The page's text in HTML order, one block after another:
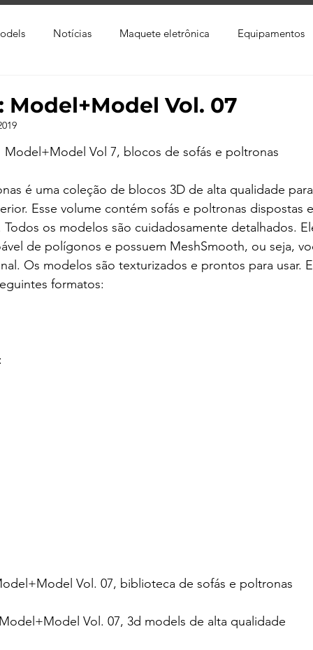
Notícias Maquete eletrônica Equipamentos
Softwares CAD Downloads Blender
Lumion Corona Render Photoshop Viver
Model+Model Vol. 07
Model+Model Vol 7, blocos de sofás e poltronas
é uma coleção de blocos 3D de alta qualidade
Esse volume contém sofás e poltronas dispostas
os modelos são cuidadosamente detalhados.
de polígonos e possuem MeshSmooth, ou seja,
Os modelos são texturizados e prontos para usar.
formatos:
Vol. 07, biblioteca de sofás e poltronas
Vol. 07, 3d models de alta qualidade